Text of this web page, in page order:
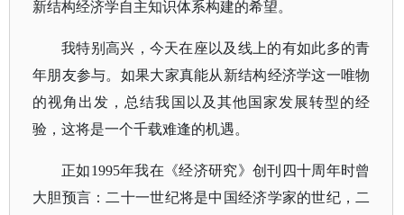
新结构经济学自主知识体系构建的希望。
我特别高兴，今天在座以及线上的有如此多的青
年朋友参与。如果大家真能从新结构经济学这一唯物
的视角出发，总结我国以及其他国家发展转型的经
验，这将是一个千载难逢的机遇。
正如1995年我在《经济研究》创刊四十周年时曾
大胆预言：二十一世纪将是中国经济学家的世纪，二